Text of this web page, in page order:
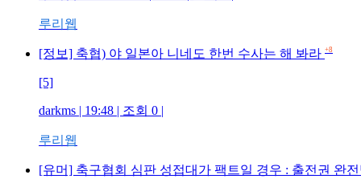
루리웹
[정보] 축협) 야 일본아 니네도 한번 수사는 해 봐라 +8
[5]
darkms | 19:48 | 조회 0 |
루리웹
[유머] 축구협회 심판 성접대가 팩트일 경우 : 출전권 완